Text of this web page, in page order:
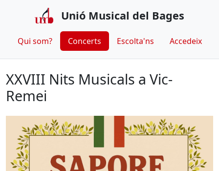
Unió Musical del Bages
Qui som? Concerts Escolta'ns Accedeix
XXVIII Nits Musicals a Vic-
Remei